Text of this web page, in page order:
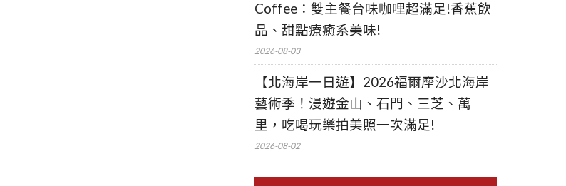
Coffee：雙主餐台味咖哩超滿足!香蕉飲
品、甜點療癒系美味!
2026-08-03
【北海岸一日遊】2026福爾摩沙北海岸
藝術季！漫遊金山、石門、三芝、萬
里，吃喝玩樂拍美照一次滿足!
2026-08-02